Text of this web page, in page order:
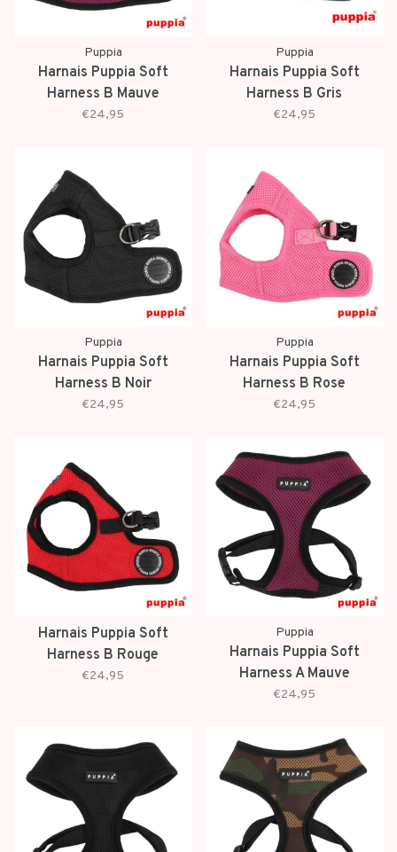
Puppia
Harnais Puppia Soft
Harness B Mauve
€24,95
Puppia
Harnais Puppia Soft
Harness B Gris
€24,95
Puppia
Harnais Puppia Soft
Harness B Noir
€24,95
Puppia
Harnais Puppia Soft
Harness B Rose
€24,95
Harnais Puppia Soft
Harness B Rouge
€24,95
Puppia
Harnais Puppia Soft
Harness A Mauve
€24,95